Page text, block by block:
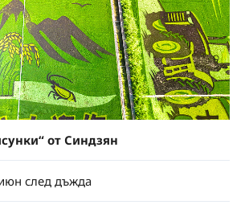
от Синдзян
след дъжда